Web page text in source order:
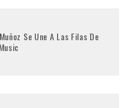
Se Une A Las Filas De